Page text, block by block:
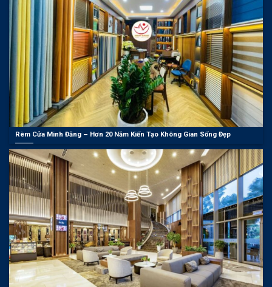
Rèm Cửa Minh Đăng – Hơn 20 Năm Kiến Tạo Không Gian Sống Đẹp